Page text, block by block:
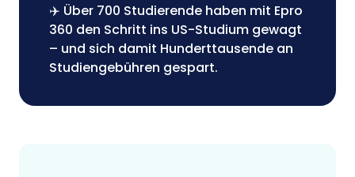
✈️ Über 700 Studierende haben mit Epro
360 den Schritt ins US-Studium gewagt
– und sich damit Hunderttausende an
Studiengebühren gespart.